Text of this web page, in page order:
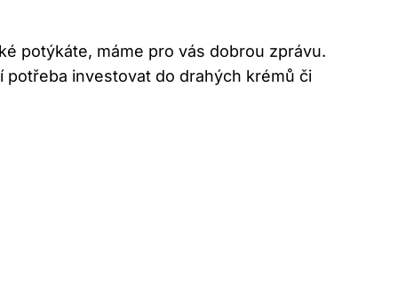
potýkáte, máme pro vás dobrou zprávu.
investovat do drahých krémů či